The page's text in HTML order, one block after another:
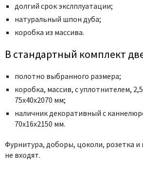
Philips
Porta Di Parma
Porte Vista
Portika
Profilo Porte
Protector
Regidoors
STR
Torex
долгий срок экслплуатации;
натуральный шпон дуба;
коробка из массива.
В стандартный комплект
полотно выбранного размера;
коробка, массив, с уплотнителем,
75x40x2070 мм;
наличник декоративный с
70x16x2150 мм.
Фурнитура, доборы, цоколи, розетка и
не входят.